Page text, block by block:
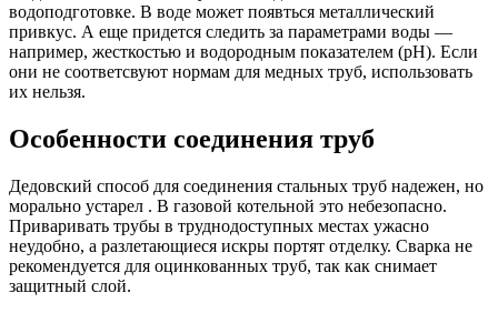
водоподготовке. В воде может появться металлический
привкус. А еще придется следить за параметрами воды —
например, жесткостью и водородным показателем (pH). Если
они не соответсвуют нормам для медных труб, использовать
их нельзя.
Особенности соединения труб
Дедовский способ для соединения стальных труб надежен, но
морально устарел . В газовой котельной это небезопасно.
Приваривать трубы в труднодоступных местах ужасно
неудобно, а разлетающиеся искры портят отделку. Сварка не
рекомендуется для оцинкованных труб, так как снимает
защитный слой.